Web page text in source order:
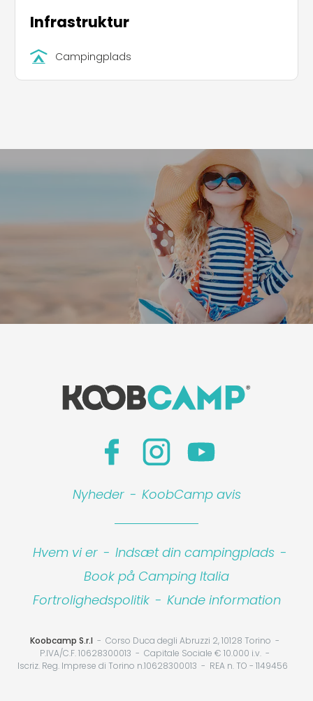
Infrastruktur
Campingplads
Nyheder - KoobCamp avis
Hvem vi er - Indsæt din campingplads -
Book på Camping Italia
Fortrolighedspolitik - Kunde information
Koobcamp S.r.l
Corso Duca degli Abruzzi 2, 10128 Torino
P.IVA/C.F. 10628300013
Capitale Sociale € 10.000 i.v.
Iscriz. Reg. Imprese di Torino n.10628300013
REA n. TO - 1149456